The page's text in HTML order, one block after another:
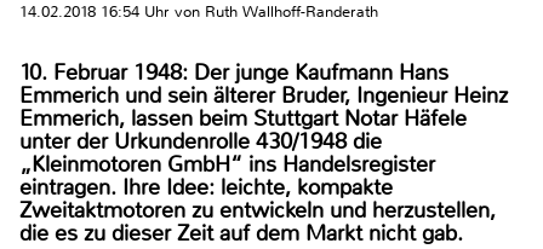
14.02.2018 16:54 Uhr von Ruth Wallhoff-Randerath
10. Februar 1948: Der junge Kaufmann Hans
Emmerich und sein älterer Bruder, Ingenieur Heinz
Emmerich, lassen beim Stuttgart Notar Häfele
unter der Urkundenrolle 430/1948 die
„Kleinmotoren GmbH“ ins Handelsregister
eintragen. Ihre Idee: leichte, kompakte
Zweitaktmotoren zu entwickeln und herzustellen,
die es zu dieser Zeit auf dem Markt nicht gab.